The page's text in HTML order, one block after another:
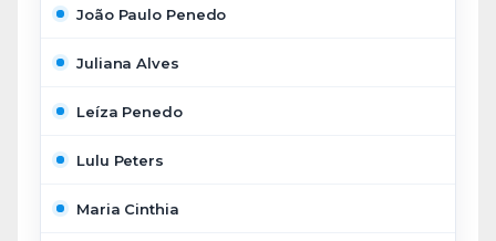
João Paulo Penedo
Juliana Alves
Leíza Penedo
Lulu Peters
Maria Cinthia